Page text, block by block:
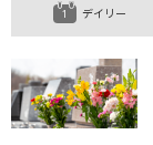
デイリー